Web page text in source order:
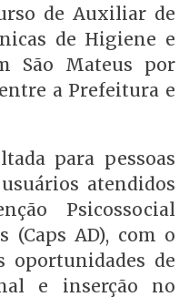
de Auxiliar de
de Higiene e
São Mateus por
a Prefeitura e
para pessoas
atendidos
Psicossocial
(Caps AD), com o
oportunidades de
e inserção no